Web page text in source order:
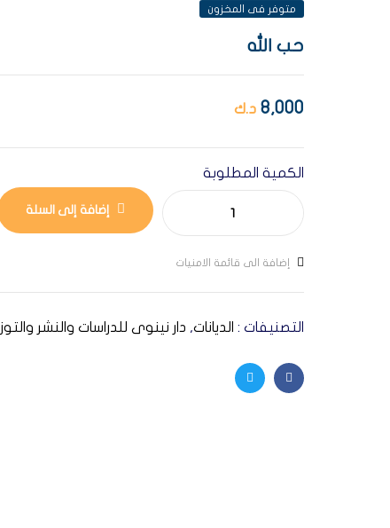
متوفر فى المخزون
حب الله
8,000 د.ك
الكمية المطلوبة
إضافة إلى السلة
إضافة الى قائمة الامنيات
التصنيفات : الديانات, دار نينوى للدراسات والنشر
Facebook
Twitter